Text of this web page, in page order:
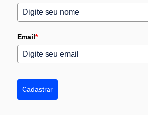
Email*
Cadastrar